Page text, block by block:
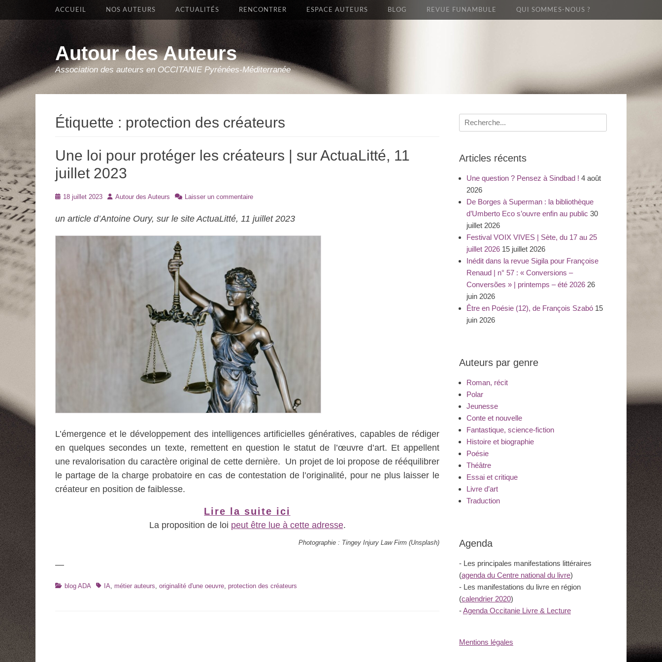
Autour des Auteurs
Association des auteurs en OCCITANIE Pyrénées-Méditerranée
Premier Menu
Aller
ACCUEIL NOS AUTEURS ACTUALITÉS RENCONTRER ESPACE AUTEURS BLOG REVUE FUNAMBULE QUI SOMMES-NOUS ?
Étiquette : protection des créateurs
Une loi pour protéger les créateurs | sur ActuaLitté, 11
juillet 2023
Posté18 juillet 2023 Auteur
Autour des Auteurs Laisser un commentaire
un article d’Antoine Oury, sur le site ActuaLitté, 11 juillet 2023
L’émergence et le développement des intelligences artificielles génératives, capables de rédiger
en quelques secondes un texte, remettent en question le statut de l’œuvre d’art. Et appellent
une revalorisation du caractère original de cette dernière. Un projet de loi propose de rééquilibrer
le partage de la charge probatoire en cas de contestation de l’originalité, pour ne plus laisser le
créateur en position de faiblesse.
Lire la suite ici
La proposition de loi peut être lue à cette adresse.
Photographie : Tingey Injury Law Firm (Unsplash)
—
Catégories
blog ADA Tags
IA métier auteurs originalité d'une oeuvre protection des créateurs
Recherche
pour
Articles récents
Une question ? Pensez à Sindbad ! 4 août
2026
De Borges à Superman : la bibliothèque
d’Umberto Eco s’ouvre enfin au public 30
juillet 2026
Festival VOIX VIVES | Sète, du 17 au 25
juillet 2026 15 juillet 2026
Inédit dans la revue Sigila pour Françoise
Renaud | n° 57 : « Conversions –
Conversões » | printemps – été 2026 26
juin 2026
Être en Poésie (12), de François Szabó 15
juin 2026
Auteurs par genre
Roman, récit
Polar
Jeunesse
Conte et nouvelle
Fantastique, science-fiction
Histoire et biographie
Poésie
Théâtre
Essai et critique
Livre d’art
Traduction
Agenda
- Les principales manifestations littéraires
(agenda du Centre national du livre)
- Les manifestations du livre en région
(calendrier 2020)
-Agenda Occitanie Livre & Lecture
Mentions légales